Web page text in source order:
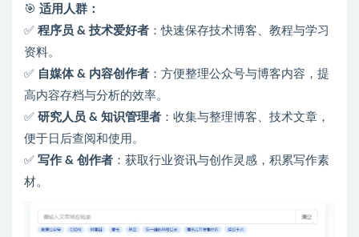
🎯 适用人群：
✅ 程序员 & 技术爱好者 ：快速保存技术博客、教程与学习
资料。
✅ 自媒体 & 内容创作者 ：方便整理公众号与博客内容，提
高内容存档与分析的效率。
✅ 研究人员 & 知识管理者 ：收集与整理博客、技术文章，
便于日后查阅和使用。
✅ 写作 & 创作者 ：获取行业资讯与创作灵感，积累写作素
材。